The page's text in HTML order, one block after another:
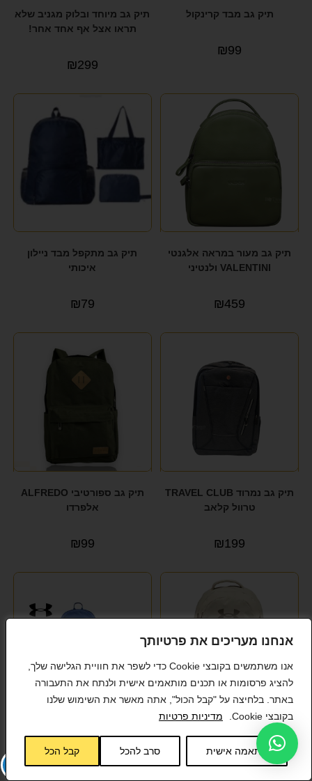
אנחנו מעריכים את פרטיותך
אנו משתמשים בקובצי Cookie כדי לשפר את חוויית הגלישה שלך,
להציג פרסומות או תכנים מותאמים אישית ולנתח את התעבורה
באתר. בלחיצה על "קבל הכול", אתה מאשר את השימוש שלנו
בקובצי Cookie.
מדיניות פרטיות
התאמה אישית סרב להכל קבל הכל
תיק גב מבד קרינקול
₪99
תיק גב מיוחד ובלוק מגניב שלא
תראו אצל אף אחד אחר!
₪299
תיק גב מעור במראה אלגנטי
VALENTINI ולנטיני
₪459
תיק גב מתקפל מבד ניילון
איכותי
₪79
תיק גב נמרוד TRAVEL CLUB
טרוול קלאב
₪199
תיק גב ספורטיבי ALFREDO
אלפרדו
₪99
תיק גב ספורטיבי עם תא
למחשב נייד מבית Under